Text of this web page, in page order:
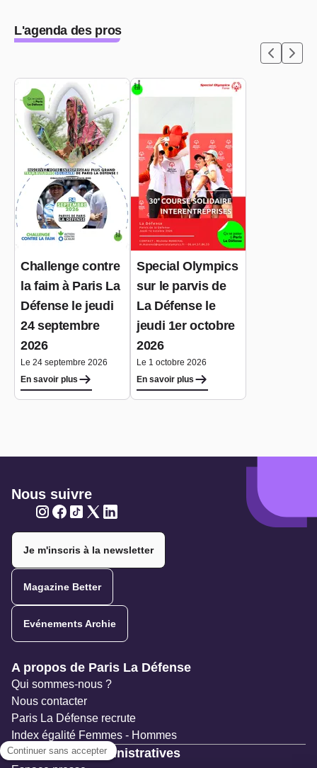
L'agenda des pros
Challenge contre
la faim à Paris La
Défense le jeudi
24 septembre
2026
Le 24 septembre 2026
En savoir plus
Special Olympics
sur le parvis de
La Défense le
jeudi 1er octobre
2026
Le 1 octobre 2026
En savoir plus
Nous suivre
Je m'inscris à la newsletter
Magazine Better
Evénements Archie
Navigation secondaire
A propos de Paris La Défense
Qui sommes-nous ?
Nous contacter
Paris La Défense recrute
Index égalité Femmes - Hommes
Ressources administratives